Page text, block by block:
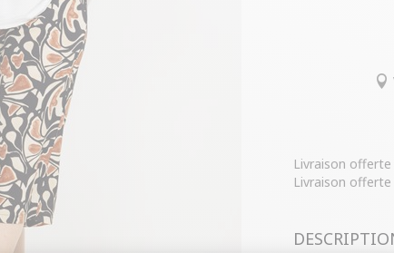
Livraison offerte
Livraison